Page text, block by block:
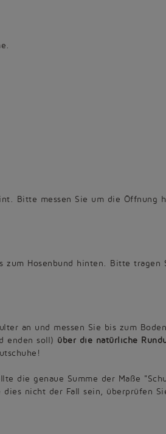
Bitte messen Sie um die Öffnung
zum Hosenbund hinten. Bitte tragen
an und messen Sie bis zum
enden soll) über die natürliche
die genaue Summe der Maße
dies nicht der Fall sein, überprüfen